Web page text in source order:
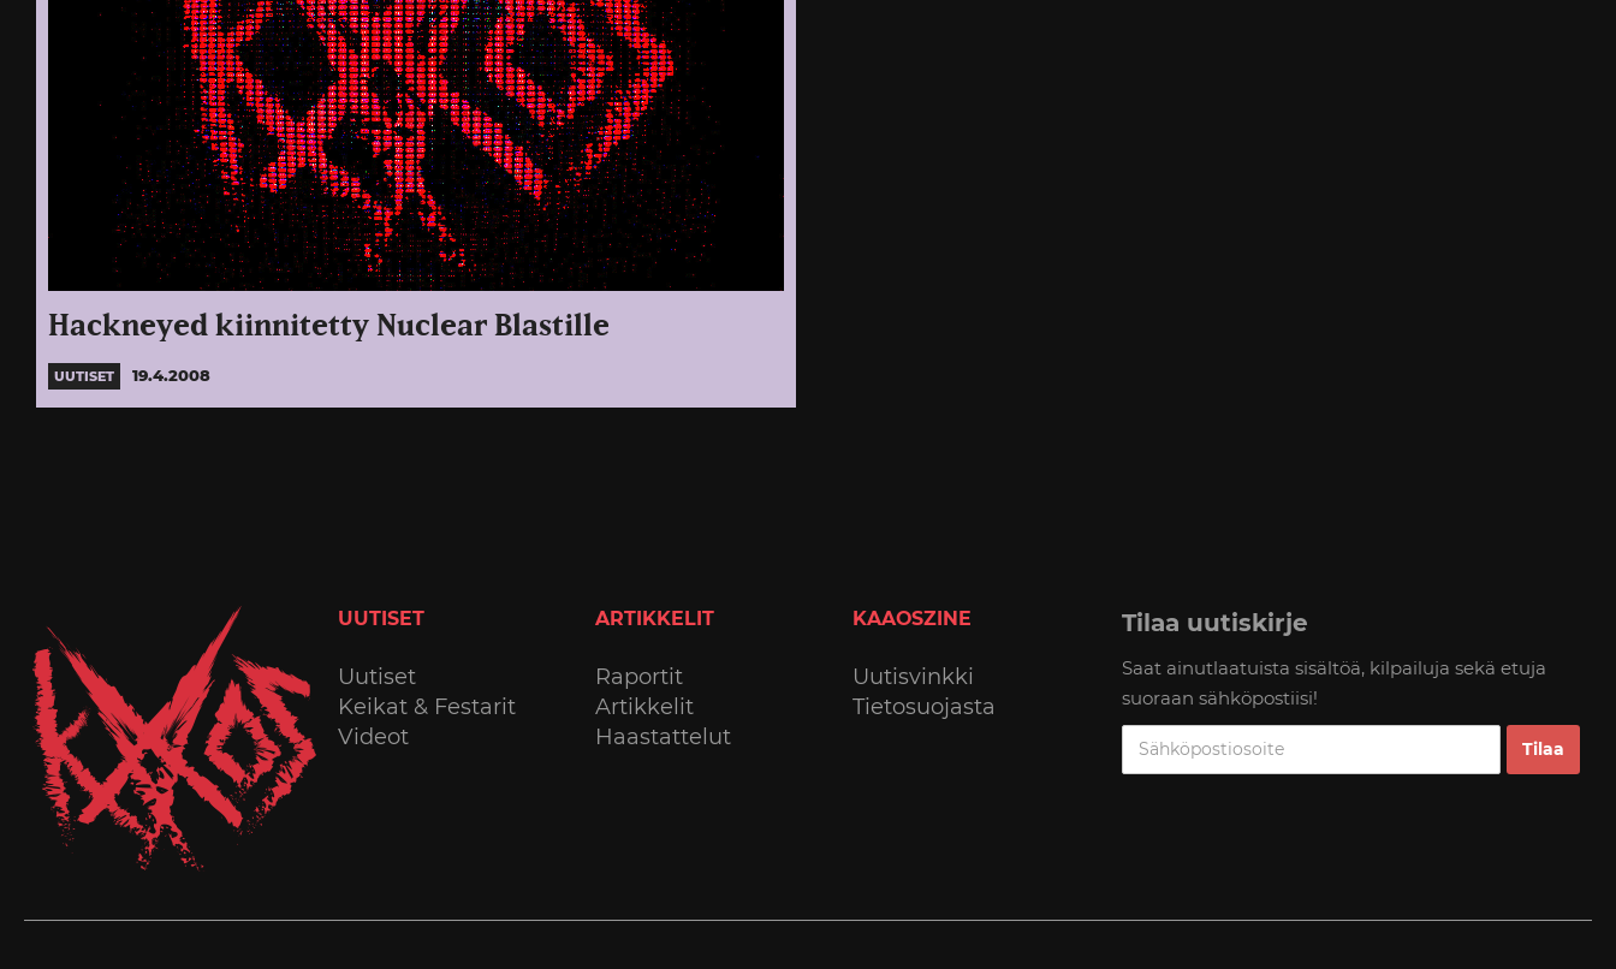
Hackneyed kiinnitetty Nuclear Blastille
UUTISET 19.4.2008
UUTISET
Uutiset
Keikat & Festarit
Videot
ARTIKKELIT
Raportit
Artikkelit
Haastattelut
KAAOSZINE
Uutisvinkki
Tietosuojasta
Tilaa uutiskirje
Saat ainutlaatuista sisältöä, kilpailuja sekä etuja
suoraan sähköpostiisi!